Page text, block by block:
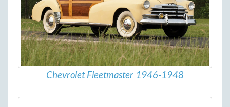
Chevrolet Fleetmaster 1946-1948